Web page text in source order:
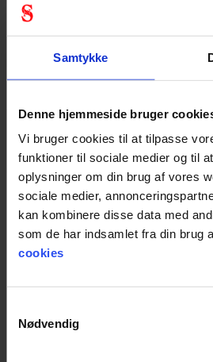
Samtykke
Denne hjemmeside bruger
Vi bruger cookies til at tilpasse
funktioner til sociale medier og til
oplysninger om din brug af vores
sociale medier,
kan kombinere disse data med
som de har indsamlet fra din
cookies
Nødvendig
Generel
Produkt type
Test resultat
Farve Hvid